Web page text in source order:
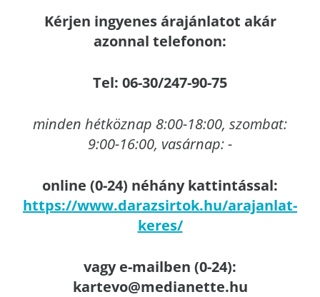
Kérjen ingyenes árajánlatot akár
azonnal telefonon:
Tel: 06-30/247-90-75
minden hétköznap 8:00-18:00, szombat:
9:00-16:00, vasárnap: -
online (0-24) néhány kattintással:
https://www.darazsirtok.hu/arajanlat-
keres/
vagy e-mailben (0-24):
kartevo@medianette.hu